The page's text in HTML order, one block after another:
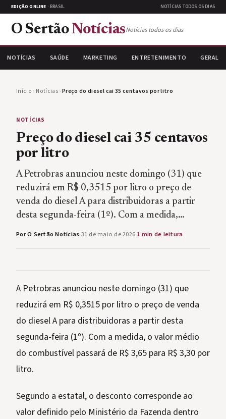
EDIÇÃO ONLINE · BRASIL NOTÍCIAS TODOS OS DIAS
O Sertão NotíciasNotícias todos os dias
NOTÍCIAS SAÚDE MARKETING ENTRETENIMENTO GERAL
Início › Notícias›Preço do diesel cai 35 centavos por litro
NOTÍCIAS
Preço do diesel cai 35 centavos
por litro
A Petrobras anunciou neste domingo (31) que
reduzirá em R$ 0,3515 por litro o preço de
venda do diesel A para distribuidoras a partir
desta segunda-feira (1º). Com a medida,…
Por O Sertão Notícias·31 de maio de 2026·1 min de leitura
A Petrobras anunciou neste domingo (31) que
reduzirá em R$ 0,3515 por litro o preço de venda
do diesel A para distribuidoras a partir desta
segunda-feira (1º). Com a medida, o valor médio
do combustível passará de R$ 3,65 para R$ 3,30 por
litro.
Segundo a estatal, o desconto corresponde ao
valor definido pelo Ministério da Fazenda dentro